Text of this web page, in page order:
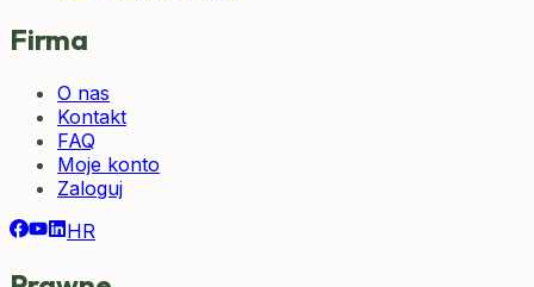
Firma
O nas
Kontakt
FAQ
Moje konto
Zaloguj
HR